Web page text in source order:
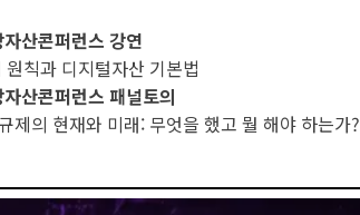
산콘퍼런스 강연
원칙과 디지털자산 기본법
산콘퍼런스 패널토의
제의 현재와 미래: 무엇을 했고 뭘 해야 하는가?